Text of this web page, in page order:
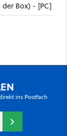
Box) - [PC]
ins Postfach